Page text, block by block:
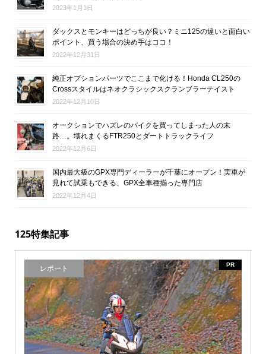
2023年1月1日
ダックスとモンキーはどっちが良い？ミニ125の違いと面白い
ポイント、買う場合の決め手はココ！
2022年12月31日
純正オプションパーツでここまで化ける！Honda CL250の
Crossスタイルはネオクラシックスクランブラーテイスト
2022年12月10日
オークションでハズレのバイクを買ってしまった人の末
路…。壊れまくるFTR250とダートトラックライフ
2022年12月6日
国内最大級のGPX専門ディーラーが千葉にオープン！実車が
見れて試乗もできる、GPX全車種揃った専門店
2022年12月4日
125特集記事
レポート PR